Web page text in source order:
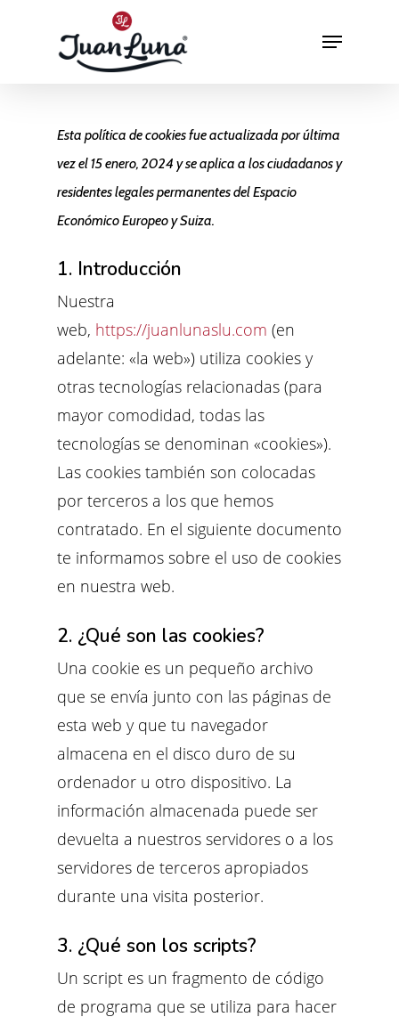
Esta política de cookies fue actualizada por última
vez el 15 enero, 2024 y se aplica a los ciudadanos y
residentes legales permanentes del Espacio
Económico Europeo y Suiza.
1. Introducción
Nuestra
web, https://juanlunaslu.com (en
adelante: «la web») utiliza cookies y
otras tecnologías relacionadas (para
mayor comodidad, todas las
tecnologías se denominan «cookies»).
Las cookies también son colocadas
por terceros a los que hemos
contratado. En el siguiente documento
te informamos sobre el uso de cookies
en nuestra web.
2. ¿Qué son las cookies?
Una cookie es un pequeño archivo
que se envía junto con las páginas de
esta web y que tu navegador
almacena en el disco duro de su
ordenador u otro dispositivo. La
información almacenada puede ser
devuelta a nuestros servidores o a los
servidores de terceros apropiados
durante una visita posterior.
3. ¿Qué son los scripts?
Un script es un fragmento de código
de programa que se utiliza para hacer